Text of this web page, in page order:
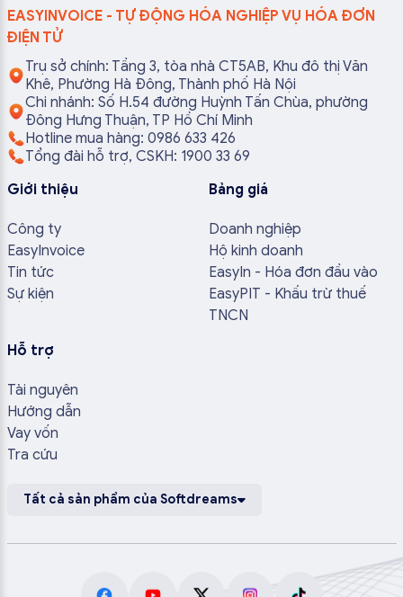
EASYINVOICE - TỰ ĐỘNG HÓA NGHIỆP VỤ HÓA ĐƠN
ĐIỆN TỬ
Trụ sở chính: Tầng 3, tòa nhà CT5AB, Khu đô thị Văn
Khê, Phường Hà Đông, Thành phố Hà Nội
Chi nhánh: Số H.54 đường Huỳnh Tấn Chùa, phường
Đông Hưng Thuận, TP Hồ Chí Minh
Hotline mua hàng: 0986 633 426
Tổng đài hỗ trợ, CSKH: 1900 33 69
Giới thiệu
Công ty
EasyInvoice
Tin tức
Sự kiện
Bảng giá
Doanh nghiệp
Hộ kinh doanh
EasyIn - Hóa đơn đầu vào
EasyPIT - Khấu trừ thuế
TNCN
Hỗ trợ
Tài nguyên
Hướng dẫn
Vay vốn
Tra cứu
Tất cả sản phẩm của Softdreams